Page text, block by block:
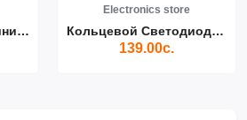
Беспроводные Наушники Air...
Electronics store
Кольцевой Светодиодный Св...
139.00с.